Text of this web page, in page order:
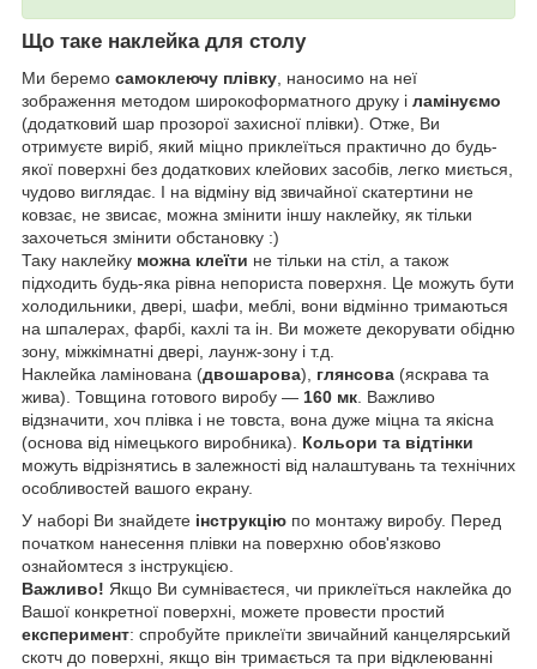
Що таке наклейка для столу
Ми беремо самоклеючу плівку, наносимо на неї
зображення методом широкоформатного друку і ламінуємо
(додатковий шар прозорої захисної плівки). Отже, Ви
отримуєте виріб, який міцно приклеїться практично до будь-
якої поверхні без додаткових клейових засобів, легко миється,
чудово виглядає. І на відміну від звичайної скатертини не
ковзає, не звисає, можна змінити іншу наклейку, як тільки
захочеться змінити обстановку :)
Таку наклейку можна клеїти не тільки на стіл, а також
підходить будь-яка рівна непориста поверхня. Це можуть бути
холодильники, двері, шафи, меблі, вони відмінно тримаються
на шпалерах, фарбі, кахлі та ін. Ви можете декорувати обідню
зону, міжкімнатні двері, лаунж-зону і т.д.
Наклейка ламінована (двошарова), глянсова (яскрава та
жива). Товщина готового виробу — 160 мк. Важливо
відзначити, хоч плівка і не товста, вона дуже міцна та якісна
(основа від німецького виробника). Кольори та відтінки
можуть відрізнятись в залежності від налаштувань та технічних
особливостей вашого екрану.
У наборі Ви знайдете інструкцію по монтажу виробу. Перед
початком нанесення плівки на поверхню обов'язково
ознайомтеся з інструкцією.
Важливо! Якщо Ви сумніваєтеся, чи приклеїться наклейка до
Вашої конкретної поверхні, можете провести простий
експеримент: спробуйте приклеїти звичайний канцелярський
скотч до поверхні, якщо він тримається та при відклеюванні